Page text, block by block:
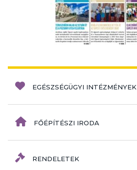
EGÉSZSÉGÜGYI INTÉZMÉNYEK
FŐÉPÍTÉSZI IRODA
RENDELETEK